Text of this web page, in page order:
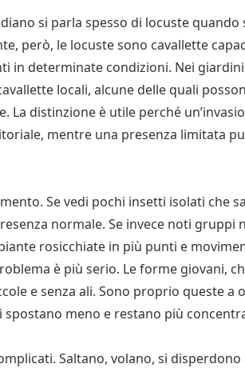
si parla spesso di locuste
però, le locuste sono cavallette
in determinate condizioni. Nei
locali, alcune delle quali
La distinzione è utile perché
mentre una presenza limitata
Se vedi pochi insetti isolati che
normale. Se invece noti gruppi
rosicchiate in più punti e
è più serio. Le forme giovani,
e senza ali. Sono proprio queste
spostano meno e restano più
Saltano, volano, si